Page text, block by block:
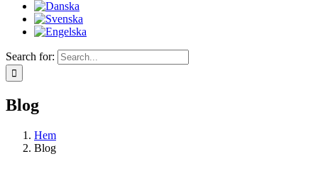
Search for:
Blog
Hem
Blog